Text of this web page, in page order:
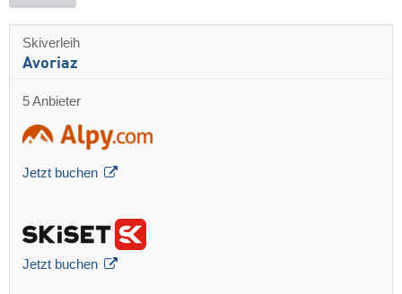
Skiverleih
Avoriaz
5 Anbieter
Jetzt buchen
Jetzt buchen